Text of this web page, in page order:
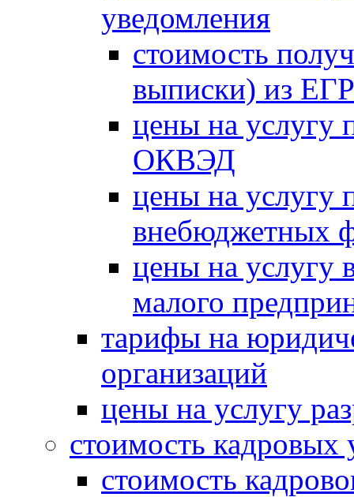
уведомления
стоимость
выписки) из
цены на услугу
ОКВЭД
цены на услугу
цены на услугу
малого
тарифы на
организаций
цены на услугу
стоимость кадровых
стоимость